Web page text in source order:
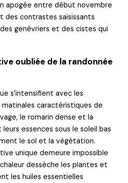
apogée entre début novembre
contrastes saisissants
genévriers et des cistes qui
oubliée de la randonnée
s’intensifient avec les
caractéristiques de
le romarin dense et la
essences sous le soleil bas
le sol et la végétation.
unique demeure impossible
dessèche les plantes et
les huiles essentielles